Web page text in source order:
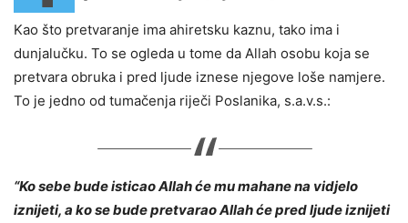
Kao što pretvaranje ima ahiretsku kaznu, tako ima i
dunjalučku. To se ogleda u tome da Allah osobu koja se
pretvara obruka i pred ljude iznese njegove loše namjere.
To je jedno od tumačenja riječi Poslanika, s.a.v.s.:
“Ko sebe bude isticao Allah će mu mahane na vidjelo
iznijeti, a ko se bude pretvarao Allah će pred ljude iznijeti